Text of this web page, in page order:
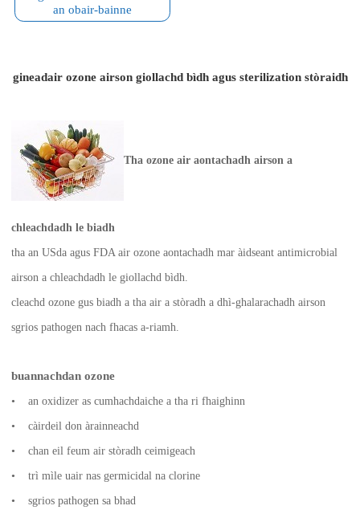
an obair-bainne
gineadair ozone airson giollachd bìdh agus sterilization stòraidh
Tha ozone air aontachadh airson a
chleachdadh le biadh
tha an USda agus FDA air ozone aontachadh mar àidseant antimicrobial
airson a chleachdadh le giollachd bìdh.
cleachd ozone gus biadh a tha air a stòradh a dhì-ghalarachadh airson
sgrios pathogen nach fhacas a-riamh.
buannachdan ozone
• an oxidizer as cumhachdaiche a tha ri fhaighinn
• càirdeil don àrainneachd
• chan eil feum air stòradh ceimigeach
• trì mìle uair nas germicidal na clorine
• sgrios pathogen sa bhad